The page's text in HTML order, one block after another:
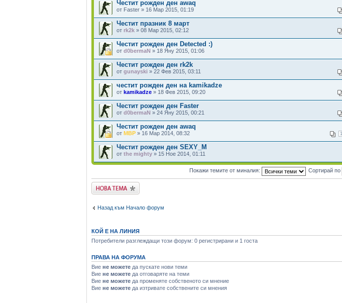
Честит рожден ден awaq
от Faster » 16 Мар 2015, 01:19
Честит празник 8 март
от rk2k » 08 Мар 2015, 02:12
Честит рожден ден Detected :)
от d0bermaN » 18 Яну 2015, 01:06
Честит рожден ден rk2k
от gunayski » 22 Фев 2015, 03:11
честит рожден ден на kamikadze
от kamikadze » 18 Фев 2015, 09:20
Честит рожден ден Faster
от d0bermaN » 24 Яну 2015, 00:21
Честит рожден ден awaq
1
от MBP » 16 Мар 2014, 08:32
Честит рожден ден SEXY_M
от the mighty » 15 Ное 2014, 01:11
Покажи темите от миналия: Сортирай по
Публикувай нова
тема
Назад към Начало форум
КОЙ Е НА ЛИНИЯ
Потребители разглеждащи този форум: 0 регистрирани и 1 госта
ПРАВА НА ФОРУМА
Вие не можете да пускате нови теми
Вие не можете да отговаряте на теми
Вие не можете да променяте собственото си мнение
Вие не можете да изтривате собствените си мнения